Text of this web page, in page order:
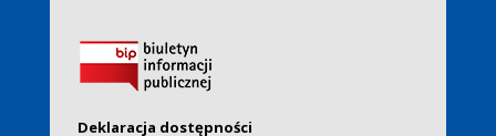
Deklaracja dostępności